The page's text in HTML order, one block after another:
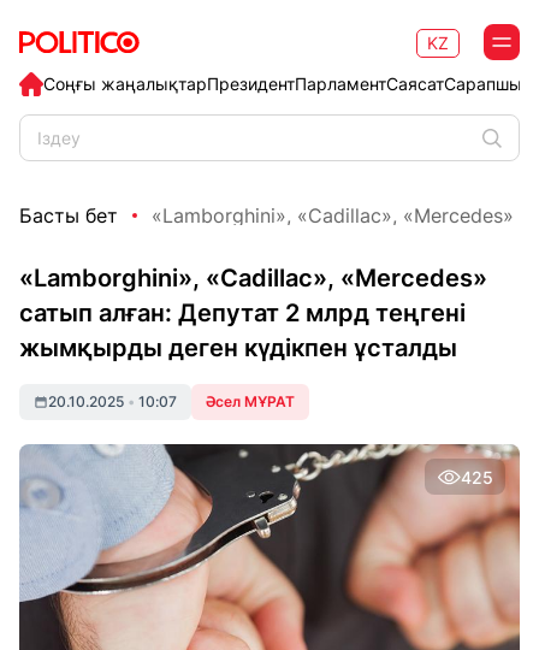
Соңғы жаңалықтарПрезидентПарламентСаясат
KZ
Басты бет «Lamborghini», «Cadillac», «Mercedes»
«Lamborghini», «Cadillac», «Mercedes»
сатып алған: Депутат 2 млрд теңгені
жымқырды деген күдікпен ұсталды
20.10.2025 • 10:07 Әсел МҰРАТ
425